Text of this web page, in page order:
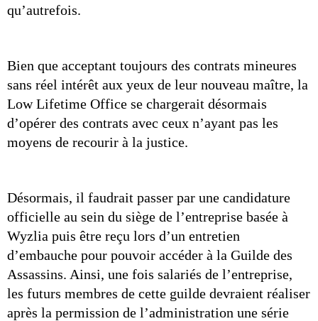
qu’autrefois.
Bien que acceptant toujours des contrats mineures
sans réel intérêt aux yeux de leur nouveau maître, la
Low Lifetime Office se chargerait désormais
d’opérer des contrats avec ceux n’ayant pas les
moyens de recourir à la justice.
Désormais, il faudrait passer par une candidature
officielle au sein du siège de l’entreprise basée à
Wyzlia puis être reçu lors d’un entretien
d’embauche pour pouvoir accéder à la Guilde des
Assassins. Ainsi, une fois salariés de l’entreprise,
les futurs membres de cette guilde devraient réaliser
après la permission de l’administration une série